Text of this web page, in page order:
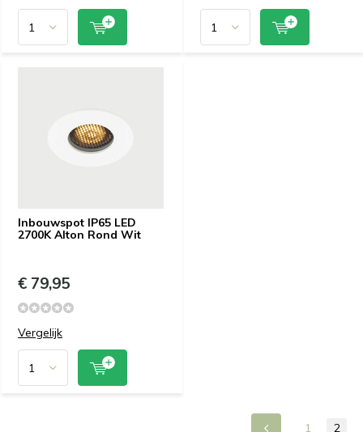
Inbouwspot IP65 LED
2700K Alton Rond Wit
€ 79,95
Vergelijk
1 2